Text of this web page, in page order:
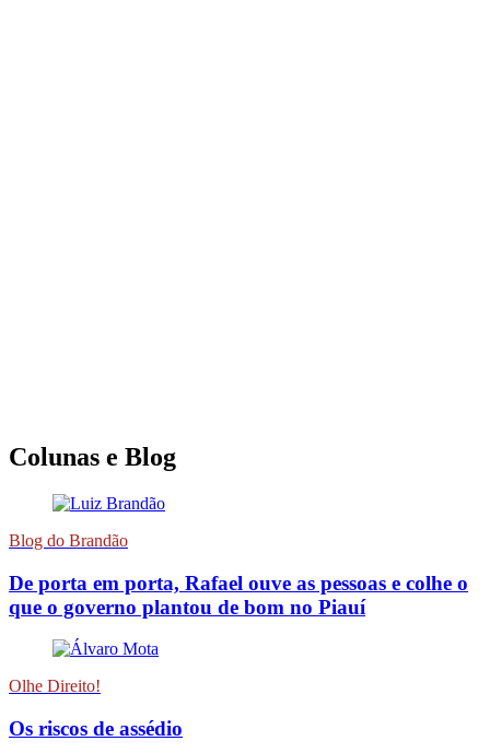
Colunas e Blog
Blog do Brandão
De porta em porta, Rafael ouve as pessoas e colhe o
que o governo plantou de bom no Piauí
Olhe Direito!
Os riscos de assédio